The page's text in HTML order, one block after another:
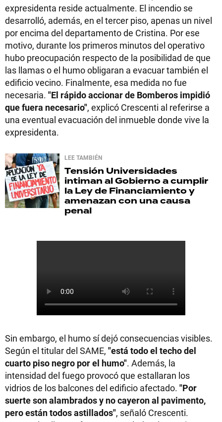
expresidenta reside actualmente. El incendio se
desarrolló, además, en el tercer piso, apenas un nivel
por encima del departamento de Cristina. Por ese
motivo, durante los primeros minutos del operativo
hubo preocupación respecto de la posibilidad de que
las llamas o el humo obligaran a evacuar también el
edificio vecino. Finalmente, esa medida no fue
necesaria. "El rápido accionar de Bomberos impidió
que fuera necesario", explicó Crescenti al referirse a
una eventual evacuación del inmueble donde vive la
expresidenta.
LEE TAMBIÉN
Tensión Universidades
intiman al Gobierno a cumplir
la Ley de Financiamiento y
amenazan con una causa
penal
Sin embargo, el humo sí dejó consecuencias visibles.
Según el titular del SAME, "está todo el techo del
cuarto piso negro por el humo". Además, la
intensidad del fuego provocó que estallaran los
vidrios de los balcones del edificio afectado. "Por
suerte son alambrados y no cayeron al pavimento,
pero están todos astillados", señaló Crescenti.